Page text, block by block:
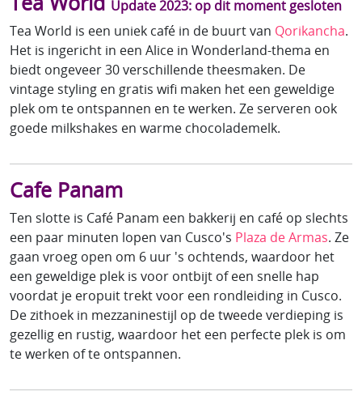
Update 2023: op dit moment gesloten
Tea World is een uniek café in de buurt van Qorikancha.
Het is ingericht in een Alice in Wonderland-thema en
biedt ongeveer 30 verschillende theesmaken. De
vintage styling en gratis wifi maken het een geweldige
plek om te ontspannen en te werken. Ze serveren ook
goede milkshakes en warme chocolademelk.
Cafe Panam
Ten slotte is Café Panam een bakkerij en café op slechts
een paar minuten lopen van Cusco's Plaza de Armas. Ze
gaan vroeg open om 6 uur 's ochtends, waardoor het
een geweldige plek is voor ontbijt of een snelle hap
voordat je eropuit trekt voor een rondleiding in Cusco.
De zithoek in mezzaninestijl op de tweede verdieping is
gezellig en rustig, waardoor het een perfecte plek is om
te werken of te ontspannen.